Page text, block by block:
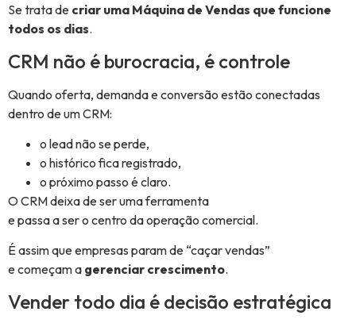
Se trata de criar uma Máquina de Vendas que funcione
todos os dias.
CRM não é burocracia, é controle
Quando oferta, demanda e conversão estão conectadas
dentro de um CRM:
o lead não se perde,
o histórico fica registrado,
o próximo passo é claro.
O CRM deixa de ser uma ferramenta
e passa a ser o centro da operação comercial.
É assim que empresas param de “caçar vendas”
e começam a gerenciar crescimento.
Vender todo dia é decisão estratégica